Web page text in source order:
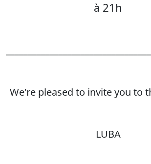
à 21h
We're pleased to invite you to
LUBA